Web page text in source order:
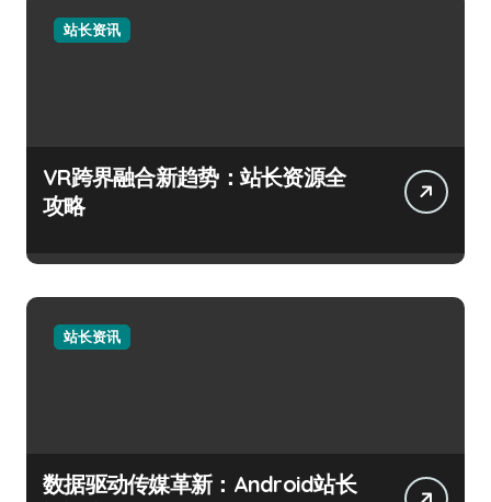
站长资讯
VR跨界融合新趋势：站长资源全
攻略
站长资讯
数据驱动传媒革新：Android站长